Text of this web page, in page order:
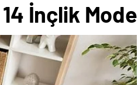
İnçlik